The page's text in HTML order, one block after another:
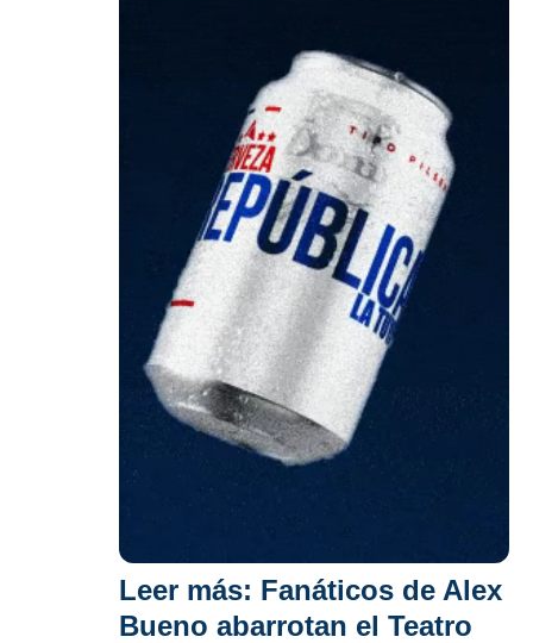
Leer más: Fanáticos de Alex
Bueno abarrotan el Teatro